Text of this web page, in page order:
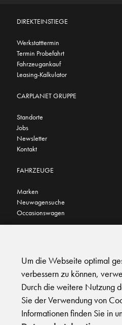
DIREKTEINSTIEGE
Werkstatttermin
Termin Probefahrt
Fahrzeugankauf
Leasing-Kalkulator
CARPLANET GRUPPE
Standorte
Jobs
Newsletter
Kontakt
FAHRZEUGE
Marken
Neuwagensuche
Occasionswagen
AGB|Impressum|Datenschutz|
Um die Webseite optimal
verbessern zu können,
Durch die weitere Nutzung
Sie der Verwendung von
Informationen finden Sie in